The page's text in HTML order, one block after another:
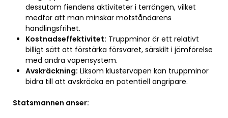
dessutom fiendens aktiviteter i terrängen, vilket
medför att man minskar motståndarens
handlingsfrihet.
Kostnadseffektivitet: Truppminor är ett relativt
billigt sätt att förstärka försvaret, särskilt i jämförelse
med andra vapensystem.
Avskräckning: Liksom klustervapen kan truppminor
bidra till att avskräcka en potentiell angripare.
Statsmannen anser: